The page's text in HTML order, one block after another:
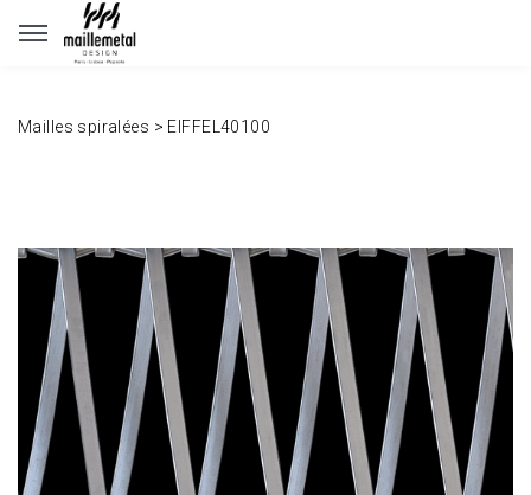
Panneau de gestion des cookies
Mailles spiralées > EIFFEL40100
www.maillemetaldesign.fr" width="1140" height="640">